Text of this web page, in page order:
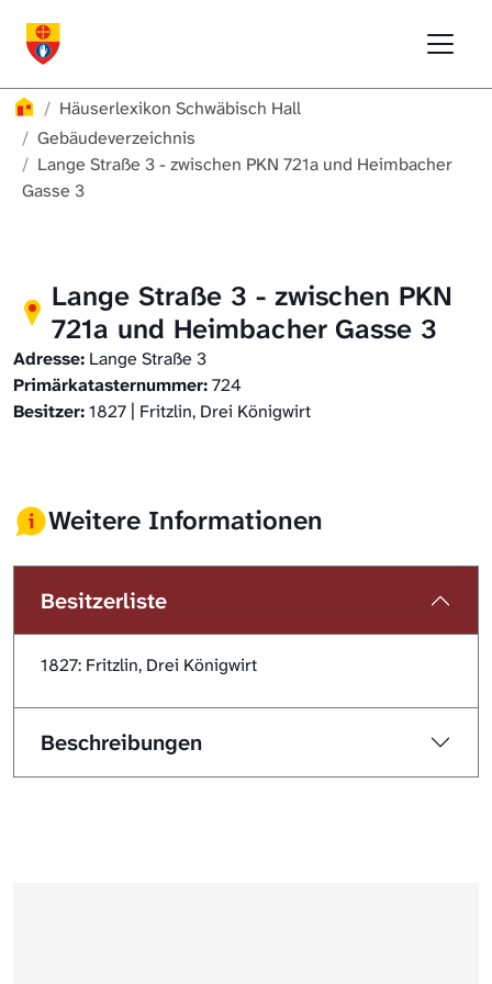
Häuserlexikon
Häuserlexikon Schwäbisch Hall
Gebäudeverzeichnis
Lange Straße 3 - zwischen PKN 721a und Heimbacher
Gasse 3
Lange Straße 3 - zwischen PKN
721a und Heimbacher Gasse 3
Adresse: Lange Straße 3
Primärkatasternummer:724
Besitzer:1827 | Fritzlin, Drei Königwirt
Weitere Informationen
Besitzerliste
1827: Fritzlin, Drei Königwirt
Beschreibungen
Häuserlexikon Steinbach